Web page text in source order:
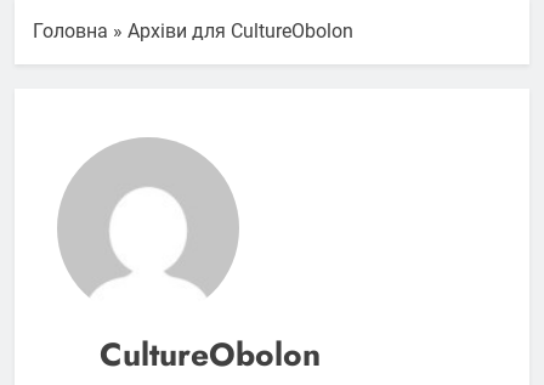
Головна » Архіви для CultureObolon
CultureObolon